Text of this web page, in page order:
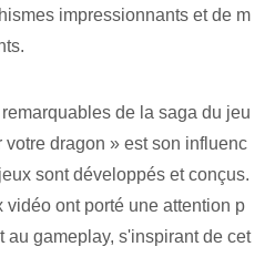
impressionnants et de m
de la saga du jeu
dragon » est son influenc
sont développés et conçus.
vidéo ont porté une attention p
au gameplay, s'inspirant de cet